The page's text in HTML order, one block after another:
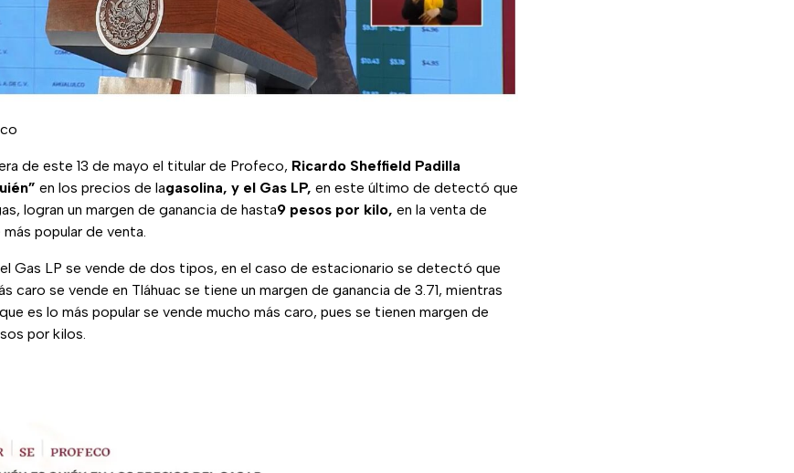
de este 13 de mayo el titular de Profeco, Ricardo Sheffield Padilla
en los precios de lagasolina, y el Gas LP, en este último de detectó que
logran un margen de ganancia de hasta9 pesos por kilo, en la venta de
popular de venta.
Gas LP se vende de dos tipos, en el caso de estacionario se detectó que
caro se vende en Tláhuac se tiene un margen de ganancia de 3.71, mientras
es lo más popular se vende mucho más caro, pues se tienen margen de
por kilos.